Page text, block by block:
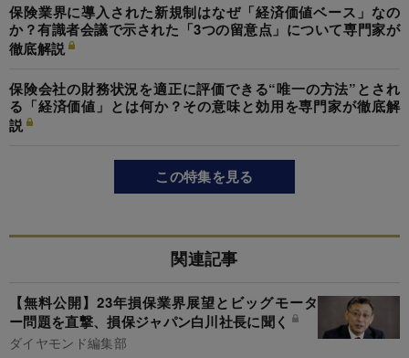
保険業界に導入された新規制はなぜ「経済価値ベース」なの
か？有識者会議で示された「3つの留意点」について専門家が
徹底解説
保険会社の財務状況を適正に評価できる“唯一の方法”とされ
る「経済価値」とは何か？その意味と効用を専門家が徹底解
説
この特集を見る
関連記事
【無料公開】23年損保業界展望とビッグモータ
ー問題を直撃、損保ジャパン白川社長に聞く
ダイヤモンド編集部